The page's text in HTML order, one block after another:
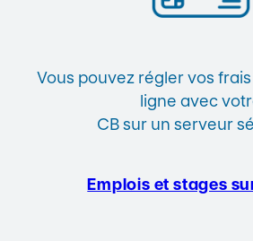
Vous pouvez régler vos
ligne avec
CB sur un serveur
Emplois et stages